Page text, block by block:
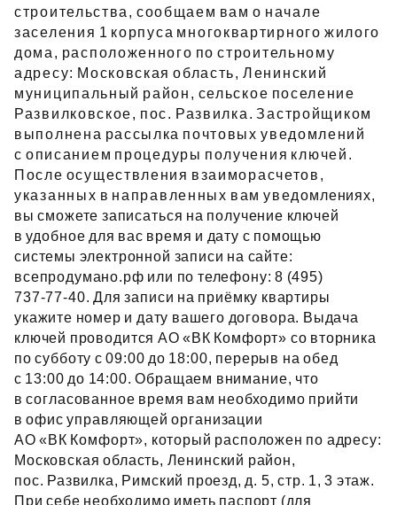
строительства, сообщаем вам о начале
заселения 1 корпуса многоквартирного жилого
дома, расположенного по строительному
адресу: Московская область, Ленинский
муниципальный район, сельское поселение
Развилковское, пос. Развилка. Застройщиком
выполнена рассылка почтовых уведомлений
с описанием процедуры получения ключей.
После осуществления взаиморасчетов,
указанных в направленных вам уведомлениях,
вы сможете записаться на получение ключей
в удобное для вас время и дату с помощью
системы электронной записи на сайте:
всепродумано.рф или по телефону: 8 (495)
737‑77‑40. Для записи на приёмку квартиры
укажите номер и дату вашего договора. Выдача
ключей проводится АО «ВК Комфорт» со вторника
по субботу с 09:00 до 18:00, перерыв на обед
с 13:00 до 14:00. Обращаем внимание, что
в согласованное время вам необходимо прийти
в офис управляющей организации
АО «ВК Комфорт», который расположен по адресу:
Московская область, Ленинский район,
пос. Развилка, Римский проезд, д. 5, стр. 1, 3 этаж.
При себе необходимо иметь паспорт (для